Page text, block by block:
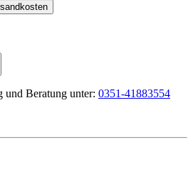
und Beratung unter: 0351-41883554